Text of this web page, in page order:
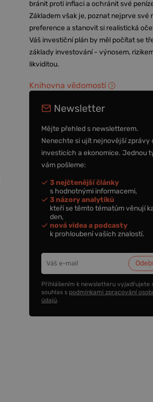
bránit proti inflaci a ochránit své
Základem však je, poznat nejprve své
preference a stanovit si realistická
Váš investiční plán by měl počítat se
základy investování - výnosem,
likviditou.
Knihovna vědomostí
Newsletter
Mějte přehled s newsletterem.
Nenechte si ujít nejnovější zprávy
investicích a ekonomice. Jednou
vám pošleme:
3 nejčtenější články
s hodnotnými informacemi,
3 názory analytiků
kteří se těmto tématům věnují
den,
nová videa a podcasty
k prohloubení vašich znalostí.
Přihlášením k newsletteru vyjadřujete
souhlas s podmínkami zpracování
údajů.